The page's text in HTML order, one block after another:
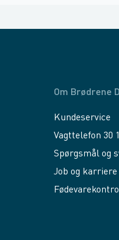
Om Brødrene
Kundeservice
Vagttelefon 30
Spørgsmål og
Job og karriere